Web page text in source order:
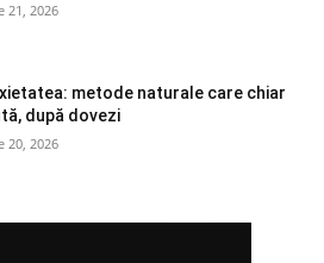
21, 2026
metode naturale care chiar
după dovezi
20, 2026